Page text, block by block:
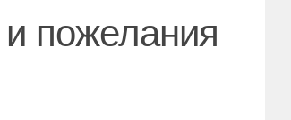
пожелания